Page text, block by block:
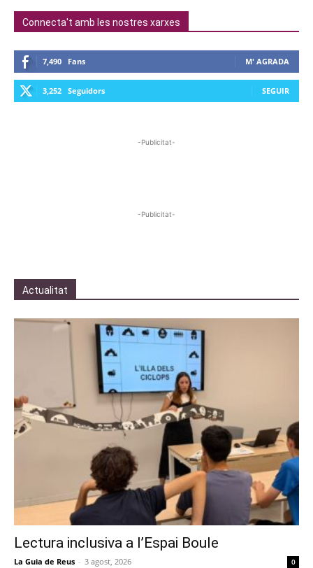
Connecta't amb les nostres xarxes
7,490 Fans M' AGRADA
3,252 Seguidors SEGUIR
-Publicitat-
-Publicitat-
Actualitat
Lectura inclusiva a l’Espai Boule
La Guia de Reus - 3 agost, 2026 0